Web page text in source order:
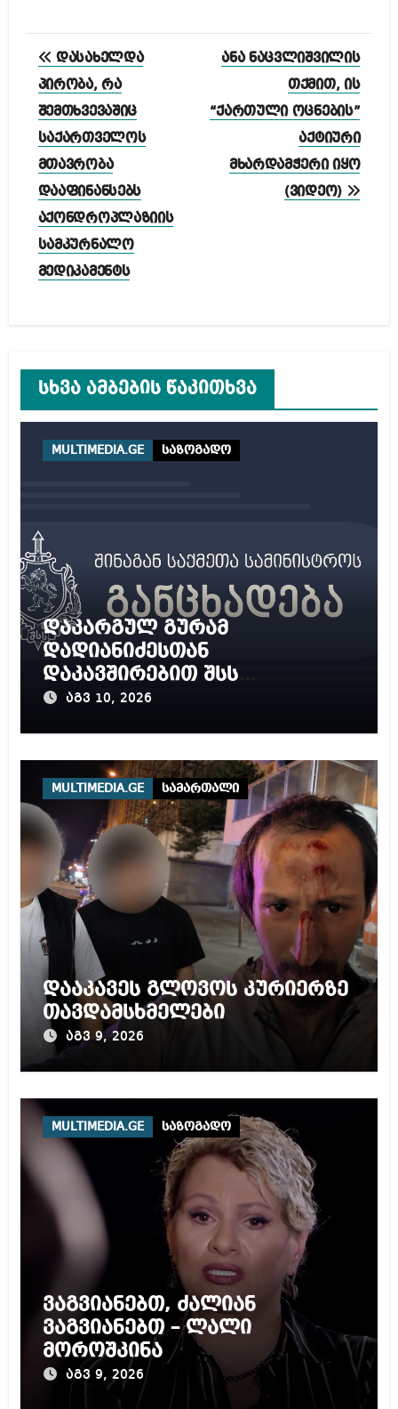
პოსტის
ნავიგაცია
დასახელდა
პირობა, რა
შემთხვევაშიც
საქართველოს
მთავრობა
დააფინანსებს
აქონდროპლაზიის
სამკურნალო
მედიკამენტს
ანა ნაცვლიშვილის
თქმით, ის
“ქართული ოცნების”
აქტიური
მხარდამჭერი იყო
(ვიდეო)
სხვა ამბების წაკითხვა
MULTIMEDIA.GE საზოგადო
დაკარგულ გურამ
დადიანიძესთან
დაკავშირებით შსს
განცხადებას ავრცელებს
აგვ 10, 2026
MULTIMEDIA.GE სამართალი
დააკავეს გლოვოს კურიერზე
თავდამსხმელები
აგვ 9, 2026
MULTIMEDIA.GE საზოგადო
ვაგვიანებთ, ძალიან
ვაგვიანებთ – ლალი
მოროშკინა
აგვ 9, 2026